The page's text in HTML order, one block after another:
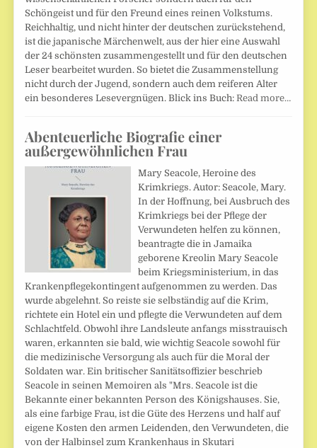
Schöngeist und für den Freund eines reinen Volkstums.
Reichhaltig, und nicht hinter der deutschen zurückstehend,
ist die japanische Märchenwelt, aus der hier eine Auswahl
der 24 schönsten zusammengestellt und für den deutschen
Leser bearbeitet wurden. So bietet die Zusammenstellung
nicht durch der Jugend, sondern auch dem reiferen Alter
ein besonderes Lesevergnügen. Blick ins Buch: Read more…
Abenteuerliche Biografie einer
außergewöhnlichen Frau
Mary Seacole, Heroine des
Krimkriegs. Autor: Seacole, Mary.
In der Hoffnung, bei Ausbruch des
Krimkriegs bei der Pflege der
Verwundeten helfen zu können,
beantragte die in Jamaika
geborene Kreolin Mary Seacole
beim Kriegsministerium, in das
Krankenpflegekontingent aufgenommen zu werden. Das
wurde abgelehnt. So reiste sie selbständig auf die Krim,
richtete ein Hotel ein und pflegte die Verwundeten auf dem
Schlachtfeld. Obwohl ihre Landsleute anfangs misstrauisch
waren, erkannten sie bald, wie wichtig Seacole sowohl für
die medizinische Versorgung als auch für die Moral der
Soldaten war. Ein britischer Sanitätsoffizier beschrieb
Seacole in seinen Memoiren als "Mrs. Seacole ist die
Bekannte einer bekannten Person des Königshauses. Sie,
als eine farbige Frau, ist die Güte des Herzens und half auf
eigene Kosten den armen Leidenden, den Verwundeten, die
von der Halbinsel zum Krankenhaus in Skutari